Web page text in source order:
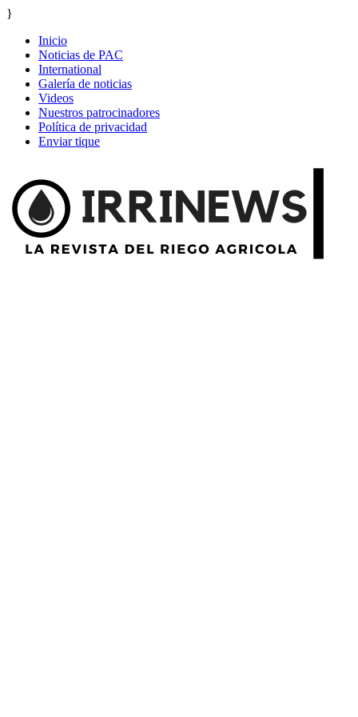
}
Inicio
Noticias de PAC
International
Galería de noticias
Videos
Nuestros patrocinadores
Política de privacidad
Enviar tique